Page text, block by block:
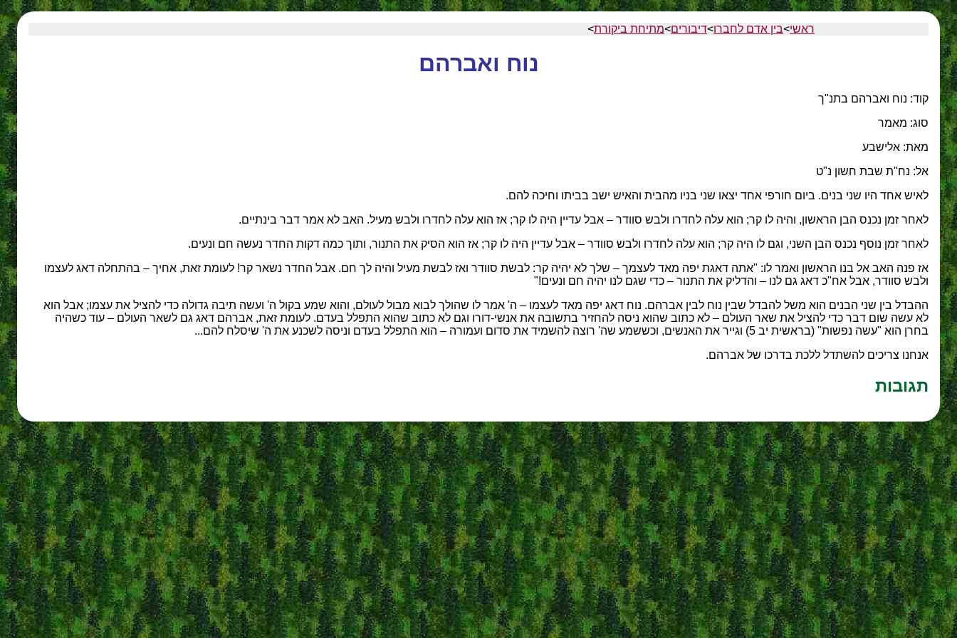
ראשי>בין אדם לחברו>דיבורים>מתיחת ביקורת>
נוח ואברהם
קוד: נוח ואברהם בתנ"ך
סוג: מאמר
מאת: אלישבע
אל: נח"ת שבת חשון נ"ט
לאיש אחד היו שני בנים. ביום חורפי אחד יצאו שני בניו מהבית והאיש ישב בביתו וחיכה להם.
לאחר זמן נכנס הבן הראשון, והיה לו קר; הוא עלה לחדרו ולבש סוודר – אבל עדיין היה לו קר; אז הוא עלה לחדרו ולבש מעיל. האב לא אמר דבר בינתיים.
לאחר זמן נוסף נכנס הבן השני, וגם לו היה קר; הוא עלה לחדרו ולבש סוודר – אבל עדיין היה לו קר; אז הוא הסיק את התנור, ותוך כמה דקות החדר נעשה חם ונעים.
אז פנה האב אל בנו הראשון ואמר לו: "אתה דאגת יפה מאד לעצמך – שלך לא יהיה קר: לבשת סוודר ואז לבשת מעיל והיה לך חם. אבל החדר נשאר קר! לעומת זאת, אחיך – בהתחלה דאג לעצמו
ולבש סוודר, אבל אח"כ דאג גם לנו – והדליק את התנור – כדי שגם לנו יהיה חם ונעים!"
ההבדל בין שני הבנים הוא משל להבדל שבין נוח לבין אברהם. נוח דאג יפה מאד לעצמו – ה' אמר לו שהולך לבוא מבול לעולם, והוא שמע בקול ה' ועשה תיבה גדולה כדי להציל את עצמו; אבל הוא
לא עשה שום דבר כדי להציל את שאר העולם – לא כתוב שהוא ניסה להחזיר בתשובה את אנשי-דורו וגם לא כתוב שהוא התפלל בעדם. לעומת זאת, אברהם דאג גם לשאר העולם – עוד כשהיה
בחרן הוא "עשה נפשות" (בראשית יב 5) וגייר את האנשים, וכששמע שה' רוצה להשמיד את סדום ועמורה – הוא התפלל בעדם וניסה לשכנע את ה' שיסלח להם...
אנחנו צריכים להשתדל ללכת בדרכו של אברהם.
תגובות